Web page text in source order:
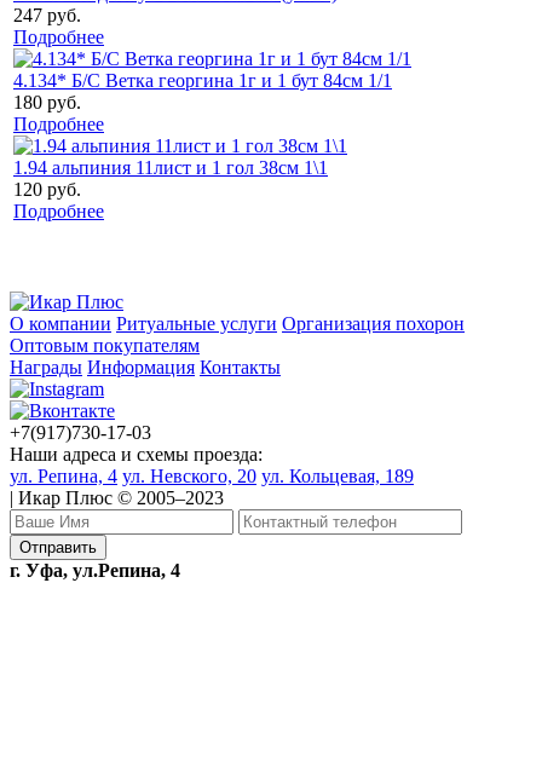
247 руб.
Подробнее
4.134* Б/С Ветка георгина 1г и 1 бут 84см 1/1
180 руб.
Подробнее
1.94 альпиния 11лист и 1 гол 38см 1\1
120 руб.
Подробнее
О компании Ритуальные услуги Организация похорон
Оптовым покупателям
Награды Информация Контакты
+7(917)730-17-03
Наши адреса и схемы проезда:
ул. Репина, 4 ул. Невского, 20 ул. Кольцевая, 189
| Икар Плюс © 2005–2023
г. Уфа, ул.Репина, 4